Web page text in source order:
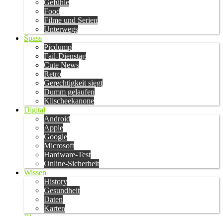
Gefühle
Food
Filme und Serien
Unterwegs
Spass
Picdump
Fail-Dienstag
Cute News
Retro
Gerechtigkeit siegt
Dumm gelaufen
Klischeekanone
Digital
Android
Apple
Google
Microsoft
Hardware-Test
Online-Sicherheit
Wissen
History
Gesundheit
Daten
Karten